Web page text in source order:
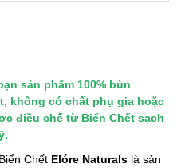
sản phẩm 100% bùn
không có chất phụ gia hoặc
điều chế từ Biển Chết sạch
Chết Elóre Naturals là sản